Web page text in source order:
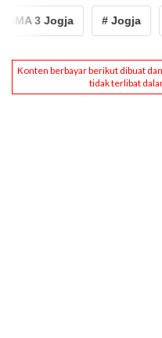
3 Jogja # Jogja